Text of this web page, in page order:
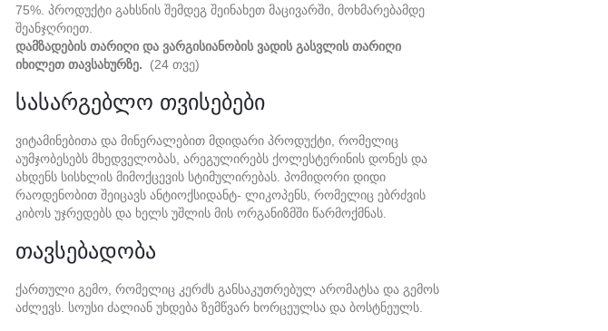
75%. Პროდუქტი Გახსნის Შემდეგ Შეინახეთ Მაცივარში, Მოხმარებამდე
Შეანჯღრიეთ.
Დამზადების Თარიღი Და Ვარგისიანობის Ვადის Გასვლის Თარიღი
Იხილეთ Თავსახურზე. (24 Თვე)
Სასარგებლო Თვისებები
Ვიტამინებითა Და Მინერალებით Მდიდარი Პროდუქტი, Რომელიც
Აუმჯობესებს Მხედველობას, Არეგულირებს Ქოლესტერინის Დონეს Და
Ახდენს Სისხლის Მიმოქცევის Სტიმულირებას. Პომიდორი Დიდი
Რაოდენობით Შეიცავს Ანტიოქსიდანტ- Ლიკოპენს, Რომელიც Ებრძვის
Კიბოს Უჯრედებს Და Ხელს Უშლის Მის Ორგანიზმში Წარმოქმნას.
Თავსებადობა
Ქართული Გემო, Რომელიც Კერძს Განსაკუთრებულ Არომატსა Და Გემოს
Აძლევს. Სოუსი Ძალიან Უხდება Ზემწვარ Ხორცეულსა Და Ბოსტნეულს.